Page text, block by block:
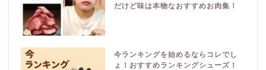
だけど味は本物なおすすめお肉集！
今ランキングを始めるならコレでし
ょ！おすすめランキングシューズ！